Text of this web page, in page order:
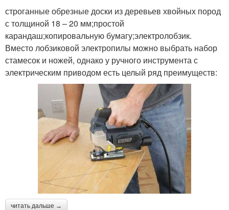
строганные обрезные доски из деревьев хвойных пород
с толщиной 18 – 20 мм;простой
карандаш;копировальную бумагу;электролобзик.
Вместо лобзиковой электропилы можно выбрать набор
стамесок и ножей, однако у ручного инструмента с
электрическим приводом есть целый ряд преимуществ:
читать дальше →